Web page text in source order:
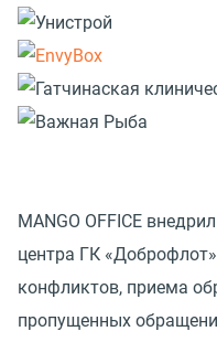
MANGO OFFICE
центра ГК
конфликтов, приема
пропущенных